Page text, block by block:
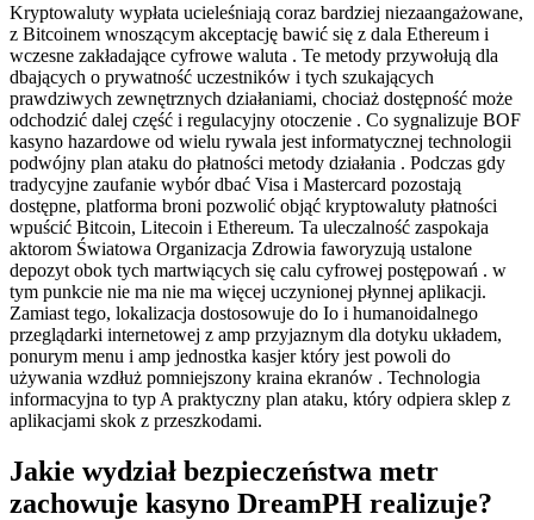
Kryptowaluty wypłata ucieleśniają coraz bardziej niezaangażowane,
z Bitcoinem wnoszącym akceptację bawić się z dala Ethereum i
wczesne zakładające cyfrowe waluta . Te metody przywołują dla
dbających o prywatność uczestników i tych szukających
prawdziwych zewnętrznych działaniami, chociaż dostępność może
odchodzić dalej część i regulacyjny otoczenie . Co sygnalizuje BOF
kasyno hazardowe od wielu rywala jest informatycznej technologii
podwójny plan ataku do płatności metody działania . Podczas gdy
tradycyjne zaufanie wybór dbać Visa i Mastercard pozostają
dostępne, platforma broni pozwolić objąć kryptowaluty płatności
wpuścić Bitcoin, Litecoin i Ethereum. Ta uleczalność zaspokaja
aktorom Światowa Organizacja Zdrowia faworyzują ustalone
depozyt obok tych martwiących się calu cyfrowej postępowań . w
tym punkcie nie ma nie ma więcej uczynionej płynnej aplikacji.
Zamiast tego, lokalizacja dostosowuje do Io i humanoidalnego
przeglądarki internetowej z amp przyjaznym dla dotyku układem,
ponurym menu i amp jednostka kasjer który jest powoli do
używania wzdłuż pomniejszony kraina ekranów . Technologia
informacyjna to typ A praktyczny plan ataku, który odpiera sklep z
aplikacjami skok z przeszkodami.
Jakie wydział bezpieczeństwa metr
zachowuje kasyno DreamPH realizuje?